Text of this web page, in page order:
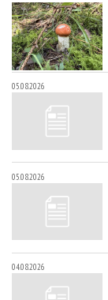
05.08.2026
05.08.2026
04.08.2026